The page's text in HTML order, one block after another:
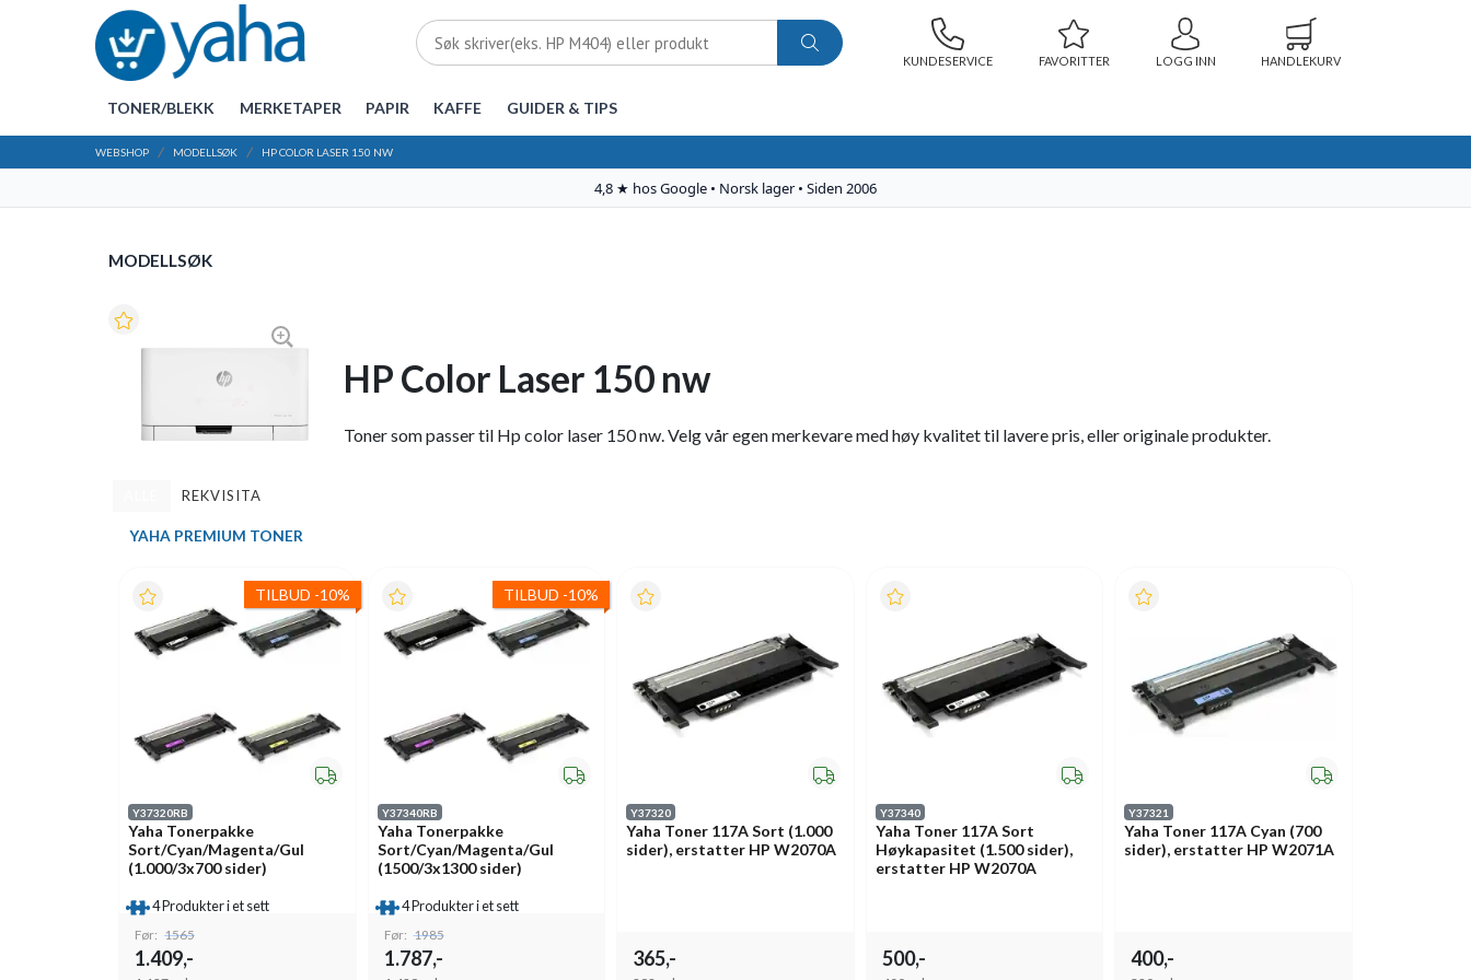
KUNDESERVICE FAVORITTER LOGG INN HANDLEKURV
TONER/BLEKK MERKETAPER PAPIR KAFFE GUIDER & TIPS
WEBSHOP MODELLSØK HP COLOR LASER 150 NW
MODELLSØK
HP Color Laser 150 nw
Toner som passer til Hp color laser 150 nw. Velg vår egen merkevare med høy kvalitet til lavere pris, eller originale produkter.
REKVISITA
YAHA PREMIUM TONER
TILBUD -10%
Y37320RB
Yaha Tonerpakke
Sort/Cyan/Magenta/Gul
(1.000/3x700 sider)
4 Produkter i et sett
Før: 1565
1.409,-
TILBUD -10%
Y37340RB
Yaha Tonerpakke
Sort/Cyan/Magenta/Gul
(1500/3x1300 sider)
4 Produkter i et sett
Før: 1985
1.787,-
Y37320
Yaha Toner 117A Sort (1.000
sider), erstatter HP W2070A
365,-
Y37340
Yaha Toner 117A Sort
Høykapasitet (1.500 sider),
erstatter HP W2070A
500,-
Y37321
Yaha Toner 117A Cyan (700
sider), erstatter HP W2071A
400,-